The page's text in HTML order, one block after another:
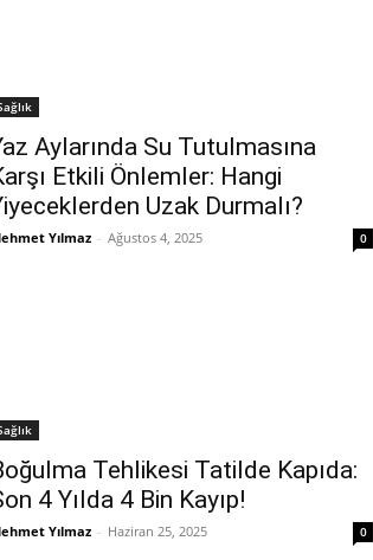
Aylarında Su Tutulmasına
Etkili Önlemler: Hangi
Uzak Durmalı?
Yılmaz - Ağustos 4, 2025 0
Tehlikesi Tatilde Kapıda:
4 Yılda 4 Bin Kayıp!
Yılmaz - Haziran 25, 2025 0